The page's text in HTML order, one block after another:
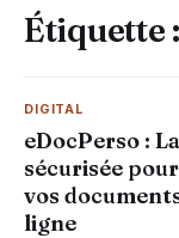
Étiquette :
DIGITAL
eDocPerso :
sécurisée
vos
ligne